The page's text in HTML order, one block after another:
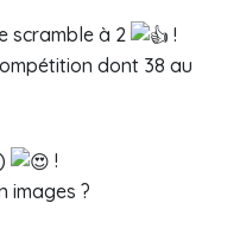
scramble à 2
!
dont 38 au
!
images ?